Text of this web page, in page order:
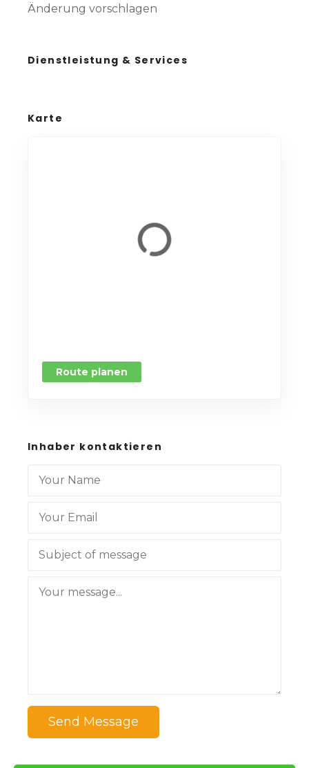
Änderung vorschlagen
Dienstleistung & Services
Karte
Route planen
Inhaber kontaktieren
Send Message